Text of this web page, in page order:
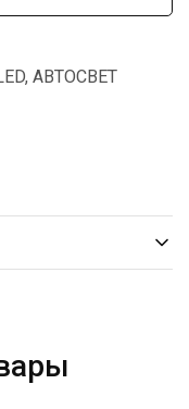
, АВТОСВЕТ